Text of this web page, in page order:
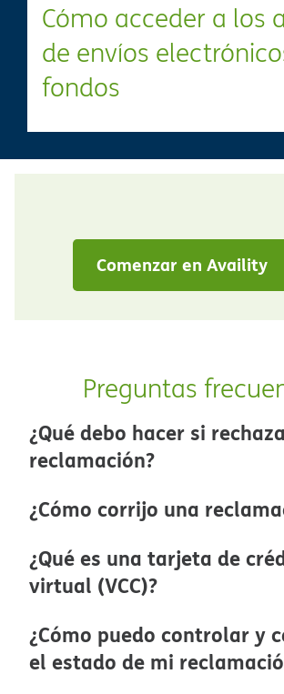
Cómo acceder a los
de envíos
fondos​​
Comenzar en Availity​​
Preguntas
¿Qué debo hacer si
reclamación?​​
¿Cómo corrijo una
¿Qué es una tarjeta de
virtual (VCC)?​​
¿Cómo puedo controlar y
el estado de mi